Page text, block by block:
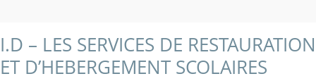
I.D – LES SERVICES DE RESTAURATION
ET D’HEBERGEMENT SCOLAIRES